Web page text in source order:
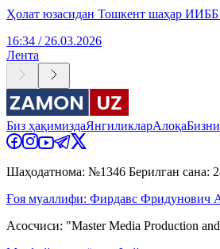
Ҳолат юзасидан Тошкент шаҳар ИИББ
16:34 / 26.03.2026
Лента
Биз ҳақимиздаЯнгиликларАлоқа
Шаҳодатнома: №1346 Берилган сана:
Ғоя муаллифи: Фирдавс Фридунович
Асосчиси: "Master Media Production